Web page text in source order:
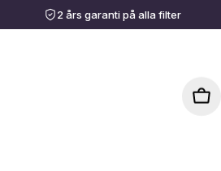
2 års garanti på alla filter